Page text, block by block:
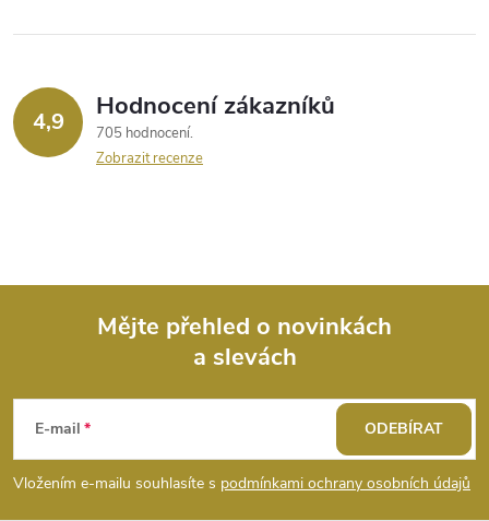
í
r
v
v
s
4,9 Hodnocení zákazníků
705 hodnocení
Zobrazit recenze
p
Mějte přehled o novinkách
a slevách
E-mail
Vložením e-mailu souhlasíte s podmínkami ochrany osobních údajů
ODEBÍRAT